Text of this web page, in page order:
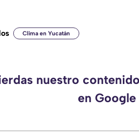
Clima en Yucatán
nuestro
en Google